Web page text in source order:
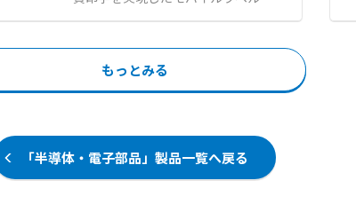
イプと、より微小な異物に対応する
目細タイプから、用途に合わせて選
択できます。 【特徴】 ●空調機や
ダクトからのホコリ飛散および微小
昆虫の侵入防止 ●マジックテープ仕
い高い通気性と燃焼時無毒な安全素
材 【用途・事例】 ●食品工場にお
けるフードディフェンスおよび異物
リンタです。 ●高速一括印字 卓
ピードを実現。 ●高品質印字 バ
ッテリー残量が少ない時でも状況に
応じた設定で 品質を保ちます。 ●
化。いつでもどこでも簡単にデータ
の配信・更新が可能です。 ●過酷な
もっとみる
「半導体・電子部品」製品一覧へ戻る